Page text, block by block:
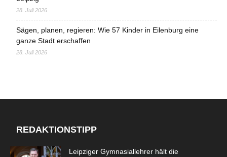
28. Juli 2026
Sägen, planen, regieren: Wie 57 Kinder in Eilenburg eine
ganze Stadt erschaffen
28. Juli 2026
REDAKTIONSTIPP
Leipziger Gymnasiallehrer hält die